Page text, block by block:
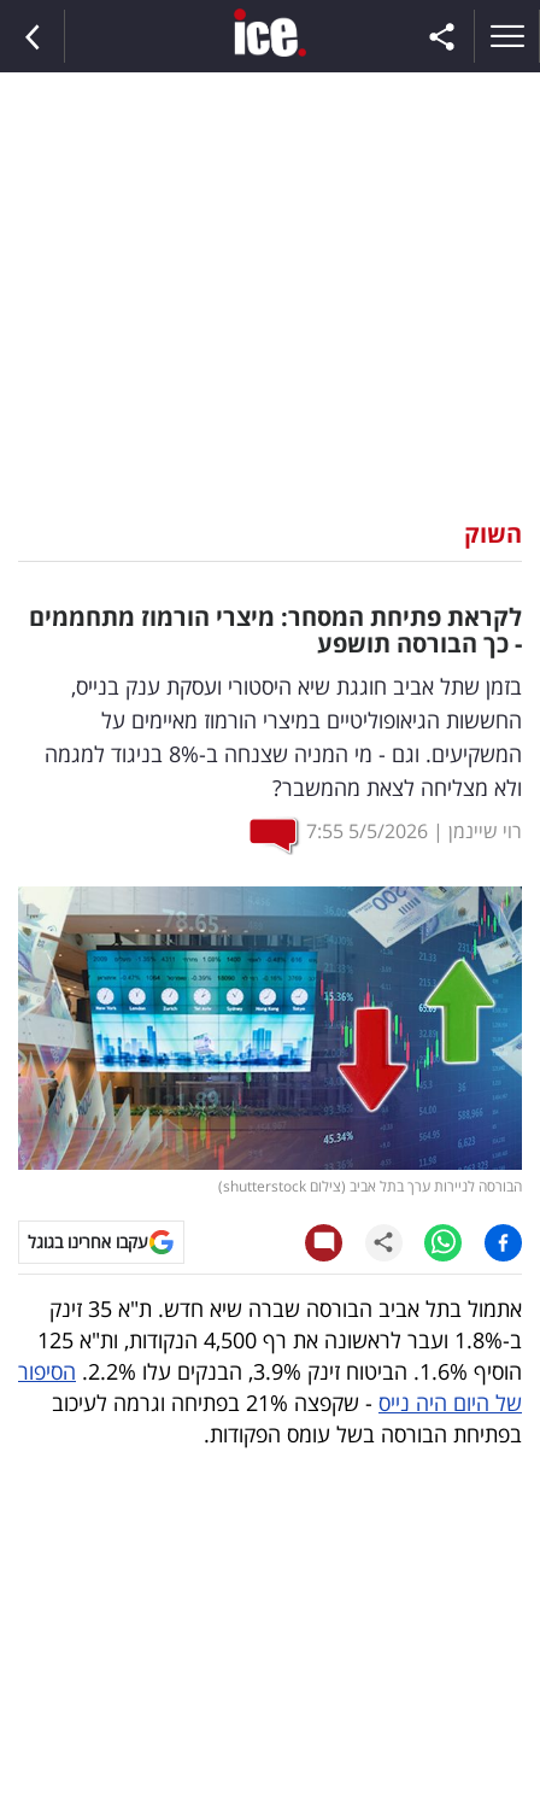
וצרכנות
דיגיטל
וטק
שיווק
ופרסום
משפט
מדדים
ומחקרים
דעות
רכילות
עסקית
קריפטו
ויראלי
טלוויזיה
עסקי
ספורט
קריירה
ולימודים
השוק
לקראת פתיחת המסחר: מיצרי הורמוז מתחממים
- כך הבורסה תושפע
בזמן שתל אביב חוגגת שיא היסטורי ועסקת ענק בנייס,
החששות הגיאופוליטיים במיצרי הורמוז מאיימים על
המשקיעים. וגם - מי המניה שצנחה ב-8% בניגוד למגמה
ולא מצליחה לצאת מהמשבר?
רוי שיינמן |
5/5/2026
7:55
הבורסה לניירות ערך בתל אביב (צילום shutterstock)
עקבו אחרינו בגוגל
אתמול בתל אביב הבורסה שברה שיא חדש. ת"א 35 זינק
ב-1.8% ועבר לראשונה את רף 4,500 הנקודות, ות"א 125
הוסיף 1.6%. הביטוח זינק 3.9%, הבנקים עלו 2.2%.
הסיפור
של היום היה נייס
- שקפצה 21% בפתיחה וגרמה לעיכוב
בפתיחת הבורסה בשל עומס הפקודות.